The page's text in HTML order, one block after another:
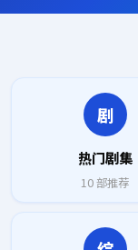
剧
热门剧集
10部推荐